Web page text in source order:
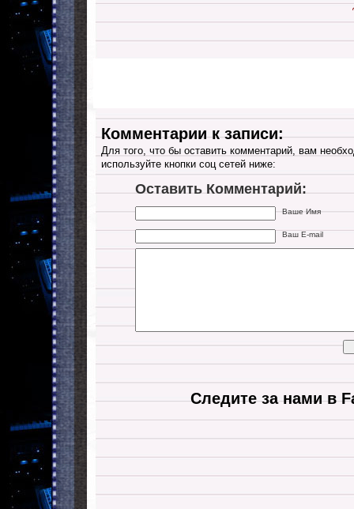
Комментарии к записи:
Для того, что бы оставить комментарий, вам
используйте кнопки соц сетей ниже:
Оставить Комментарий:
Ваше Имя
Ваш E-mail
Следите за нами в